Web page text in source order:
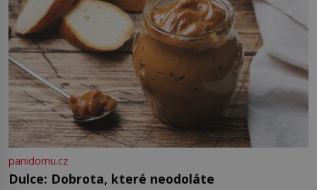
panidomu.cz
Dulce: Dobrota, které neodoláte